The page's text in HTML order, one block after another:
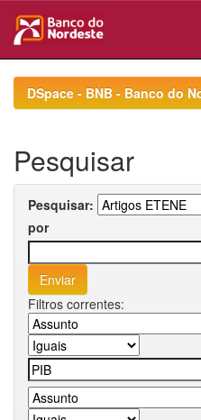
navigationDSpace - BNB - Banco do
Pesquisar
Pesquisar:
por
Filtros correntes: